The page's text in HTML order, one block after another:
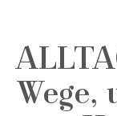
Wege,